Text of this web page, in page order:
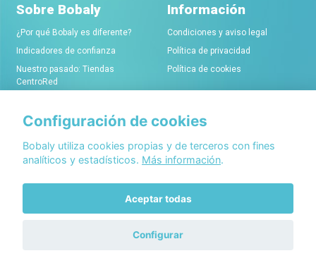
Sobre Bobaly
¿Por qué Bobaly es diferente?
Indicadores de confianza
Nuestro pasado: Tiendas
CentroRed
Información
Condiciones y aviso legal
Política de privacidad
Política de cookies
Comerciantes
Alta de tiendas online
Condiciones de alta
Conócenos
Acerca de Bobaly Partners
Partner eCommerce
Configuración de cookies
Bobaly utiliza cookies propias y de terceros con fines
analíticos y estadísticos. Más información.
Aceptar todas
Configurar